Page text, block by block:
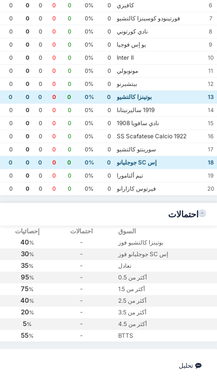
6
كافيزي 0
0%
0
0
0
0
0
7
فورتينودو كوسينزا كالتشيو 0
0%
0
0
0
0
0
8
نادي كورتوني 0
0%
0
0
0
0
0
9
يو إس فوجيا 0
0%
0
0
0
0
0
10
0
0%
0
0
0
0
0
11
مونوبولي 0
0%
0
0
0
0
0
12
بيتشيرنو 0
0%
0
0
0
0
0
13
بوتينزا كالتشيو 0
0%
0
0
0
0
0
14
0
0%
0
0
0
0
0
15
نادي سافويا 1908 0
0%
0
0
0
0
0
16
0
0%
0
0
0
0
0
17
سورينتو كالتشيو 0
0%
0
0
0
0
0
18
إس SC جوجليانو 0
0%
0
0
0
0
0
19
تيم ألتامورا 0
0%
0
0
0
0
0
20
فيرتوس كازارانو 0
0%
0
0
0
0
0
احتمالات
السوق احتمالات إحصائيات
بوتينزا كالتشيو فوز -
40%
إس SC جوجليانو فوز -
30%
تعادل -
35%
أكثر من 0.5 -
95%
أكثر من 1.5 -
75%
أكثر من 2.5 -
40%
أكثر من 3.5 -
20%
أكثر من 4.5 -
5%
BTTS
-
55%
تحليل